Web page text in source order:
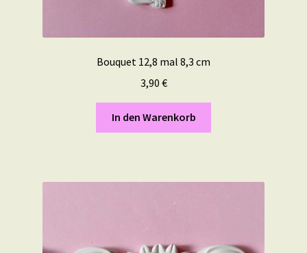
Bouquet 12,8 mal 8,3 cm
3,90 €
In den Warenkorb